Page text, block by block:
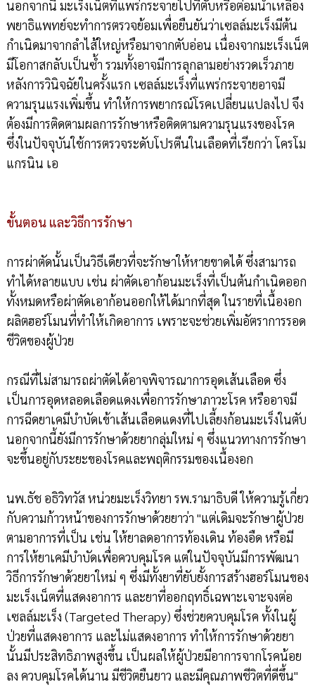
นอกจากนี้ มะเร็งเน็ตที่แพร่กระจายไปที่ตับหรือต่อมน้ำเหลือง
พยาธิแพทย์จะทำการตรวจย้อมเพื่อยืนยันว่าเซลล์มะเร็งมีต้น
กำเนิดมาจากลำไส้ใหญ่หรือมาจากตับอ่อน เนื่องจากมะเร็งเน็ต
มีโอกาสกลับเป็นซ้ำ รวมทั้งอาจมีการลุกลามอย่างรวดเร็วภาย
หลังการวินิจฉัยในครั้งแรก เซลล์มะเร็งที่แพร่กระจายอาจมี
ความรุนแรงเพิ่มขึ้น ทำให้การพยากรณ์โรคเปลี่ยนแปลงไป จึง
ต้องมีการติดตามผลการรักษาหรือติดตามความรุนแรงของโรค
ซึ่งในปัจจุบันใช้การตรวจระดับโปรตีนในเลือดที่เรียกว่า โครโม
แกรนิน เอ
ขั้นตอน และวิธีการรักษา
การผ่าตัดนั้นเป็นวิธีเดียวที่จะรักษาให้หายขาดได้ ซึ่งสามารถ
ทำได้หลายแบบ เช่น ผ่าตัดเอาก้อนมะเร็งที่เป็นต้นกำเนิดออก
ทั้งหมดหรือผ่าตัดเอาก้อนออกให้ได้มากที่สุด ในรายที่เนื้องอก
ผลิตฮอร์โมนที่ทำให้เกิดอาการ เพราะจะช่วยเพิ่มอัตราการรอด
ชีวิตของผู้ป่วย
กรณีที่ไม่สามารถผ่าตัดได้อาจพิจารณาการอุดเส้นเลือด ซึ่ง
เป็นการอุดหลอดเลือดแดงเพื่อการรักษาภาวะโรค หรืออาจมี
การฉีดยาเคมีบำบัดเข้าเส้นเลือดแดงที่ไปเลี้ยงก้อนมะเร็งในตับ
นอกจากนี้ยังมีการรักษาด้วยยากลุ่มใหม่ ๆ ซึ่งแนวทางการรักษา
จะขึ้นอยู่กับระยะของโรคและพฤติกรรมของเนื้องอก
นพ.ธัช อธิวิทวัส หน่วยมะเร็งวิทยา รพ.รามาธิบดี ให้ความรู้เกี่ยว
กับความก้าวหน้าของการรักษาด้วยยาว่า "แต่เดิมจะรักษาผู้ป่วย
ตามอาการที่เป็น เช่น ให้ยาลดอาการท้องเดิน ท้องอืด หรือมี
การให้ยาเคมีบำบัดเพื่อควบคุมโรค แต่ในปัจจุบันมีการพัฒนา
วิธีการรักษาด้วยยาใหม่ ๆ ซึ่งมีทั้งยาที่ยับยั้งการสร้างฮอร์โมนของ
มะเร็งเน็ตที่แสดงอาการ และยาที่ออกฤทธิ์เฉพาะเจาะจงต่อ
เซลล์มะเร็ง (Targeted Therapy) ซึ่งช่วยควบคุมโรค ทั้งในผู้
ป่วยที่แสดงอาการ และไม่แสดงอาการ ทำให้การรักษาด้วยยา
นั้นมีประสิทธิภาพสูงขึ้น เป็นผลให้ผู้ป่วยมีอาการจากโรคน้อย
ลง ควบคุมโรคได้นาน มีชีวิตยืนยาว และมีคุณภาพชีวิตที่ดีขึ้น"